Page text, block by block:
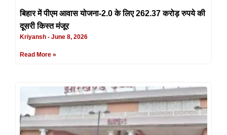
बिहार में पीएम आवास योजना-2.0 के लिए 262.37 करोड़ रुपये की
दूसरी किस्त मंजूर
Kriyansh June 8, 2026
Read More »